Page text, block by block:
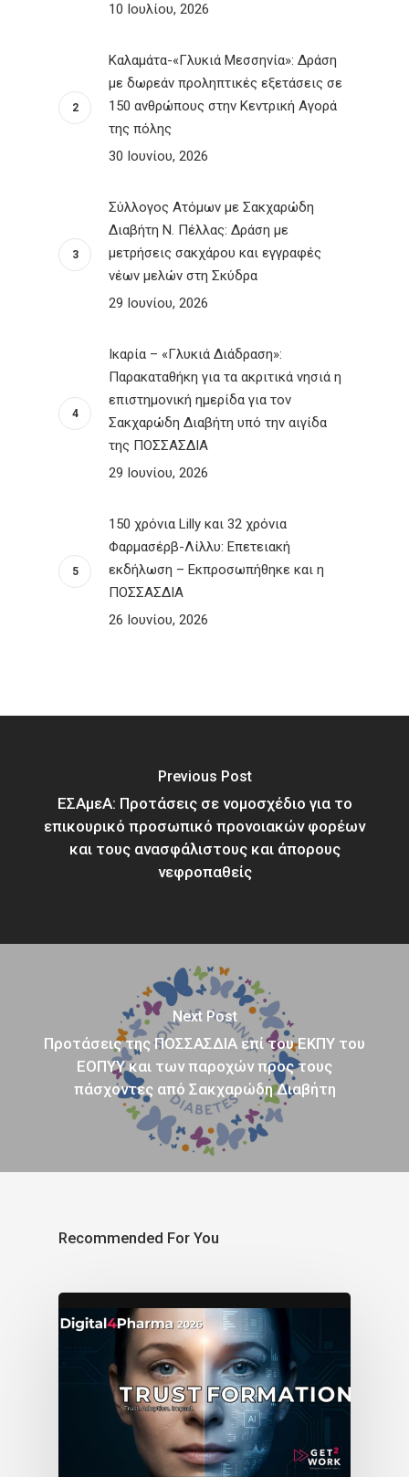
10 Ιουλίου, 2026
Καλαμάτα-«Γλυκιά Μεσσηνία»: Δράση
με δωρεάν προληπτικές εξετάσεις σε
150 ανθρώπους στην Κεντρική Αγορά
της πόλης
30 Ιουνίου, 2026
Σύλλογος Ατόμων με Σακχαρώδη
Διαβήτη Ν. Πέλλας: Δράση με
μετρήσεις σακχάρου και εγγραφές
νέων μελών στη Σκύδρα
29 Ιουνίου, 2026
Ικαρία – «Γλυκιά Διάδραση»:
Παρακαταθήκη για τα ακριτικά νησιά η
επιστημονική ημερίδα για τον
Σακχαρώδη Διαβήτη υπό την αιγίδα
της ΠΟΣΣΑΣΔΙΑ
29 Ιουνίου, 2026
150 χρόνια Lilly και 32 χρόνια
Φαρμασέρβ-Λίλλυ: Eπετειακή
εκδήλωση – Εκπροσωπήθηκε και η
ΠΟΣΣΑΣΔΙΑ
26 Ιουνίου, 2026
Previous Post
ΕΣΑμεΑ: Προτάσεις σε νομοσχέδιο για το
επικουρικό προσωπικό προνοιακών φορέων
και τους ανασφάλιστους και άπορους
νεφροπαθείς
Next Post
Προτάσεις της ΠΟΣΣΑΣΔΙΑ επί του ΕΚΠΥ του
ΕΟΠΥΥ και των παροχών προς τους
πάσχοντες από Σακχαρώδη Διαβήτη
Recommended For You